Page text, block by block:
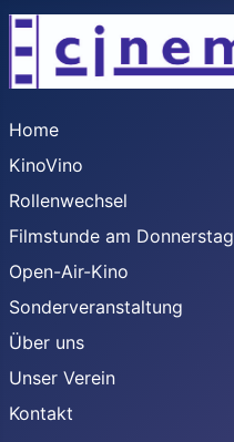
Home
KinoVino
Rollenwechsel
Filmstunde am Donnerstag
Open-Air-Kino
Sonderveranstaltung
Über uns
Unser Verein
Kontakt